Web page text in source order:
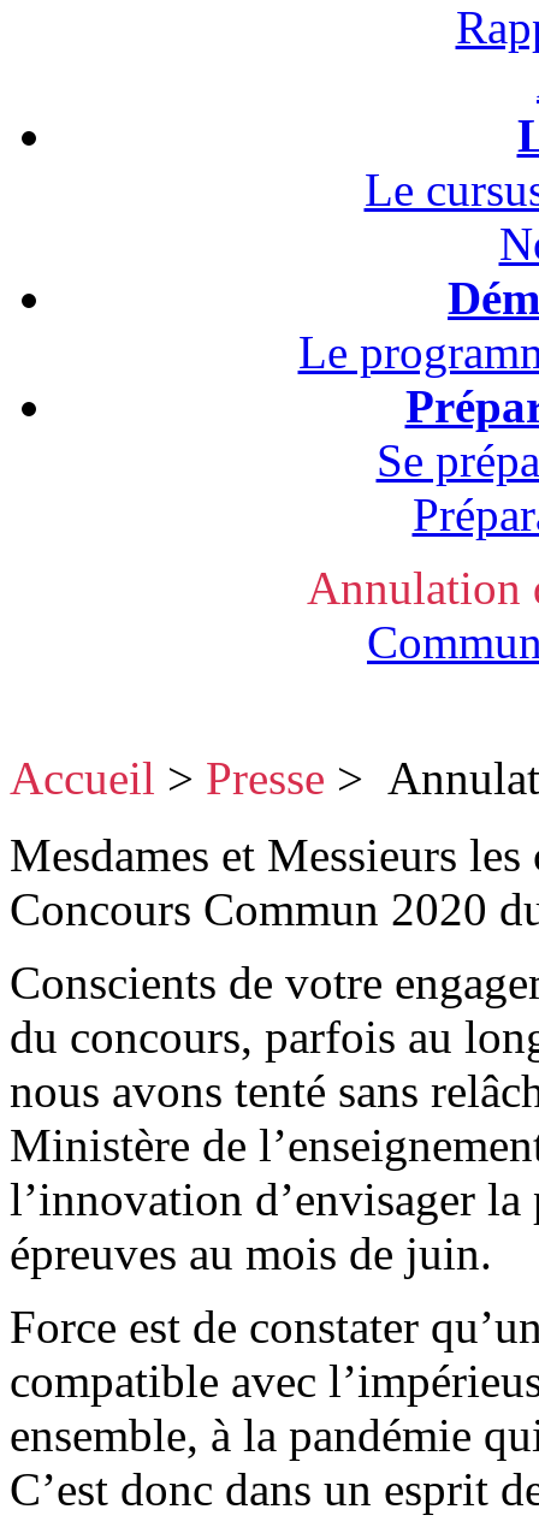
Le
Le
Se
Annulation
Accueil > Presse >
Mesdames et Messieurs
Concours Commun 2020
Conscients de votre
du concours, parfois au
nous avons tenté sans
Ministère de
l’innovation d’envisager
épreuves au mois de juin.
Force est de constater
compatible avec
ensemble, à la pandémie
C’est donc dans un esprit